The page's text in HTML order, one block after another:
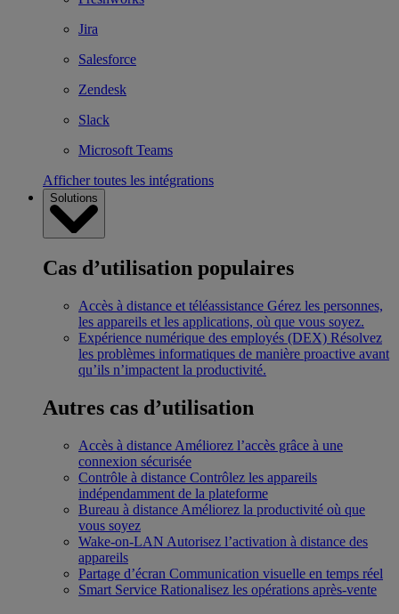
Jira
Salesforce
Zendesk
Slack
Microsoft Teams
Afficher toutes les intégrations
Solutions
Cas d’utilisation populaires
Accès à distance et téléassistance Gérez les personnes,
les appareils et les applications, où que vous soyez.
Expérience numérique des employés (DEX) Résolvez
les problèmes informatiques de manière proactive avant
qu’ils n’impactent la productivité.
Autres cas d’utilisation
Accès à distance Améliorez l’accès grâce à une
connexion sécurisée
Contrôle à distance Contrôlez les appareils
indépendamment de la plateforme
Bureau à distance Améliorez la productivité où que
vous soyez
Wake-on-LAN Autorisez l’activation à distance des
appareils
Partage d’écran Communication visuelle en temps réel
Smart Service Rationalisez les opérations après-vente